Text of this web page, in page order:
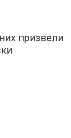
призвели